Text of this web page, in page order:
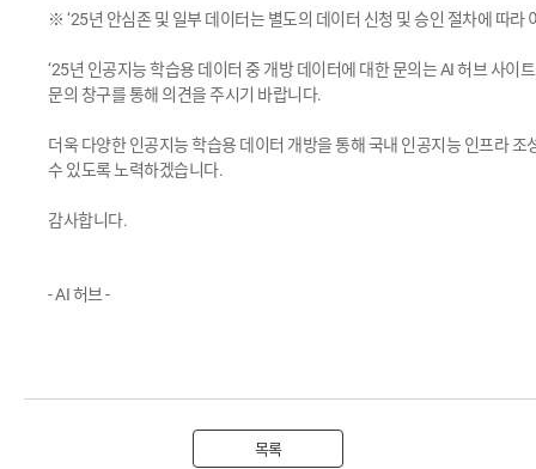
※ ‘25년 안심존 및 일부 데이터는 별도의 데이터 신청 및 승인 절차에 따라
‘25년 인공지능 학습용 데이터 중 개방 데이터에 대한 문의는 AI 허브 사이
문의 창구를 통해 의견을 주시기 바랍니다.
더욱 다양한 인공지능 학습용 데이터 개방을 통해 국내 인공지능 인프라 조
수 있도록 노력하겠습니다.
감사합니다.
- AI 허브 -
목록